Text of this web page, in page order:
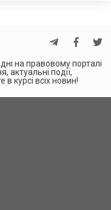
на правовому порталі
актуальні події,
в курсі всіх новин!